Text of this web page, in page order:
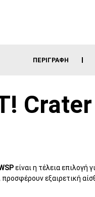
ΠΕΡΙΓΡΑΦΉ
Crater
είναι η τέλεια
εξαιρετική